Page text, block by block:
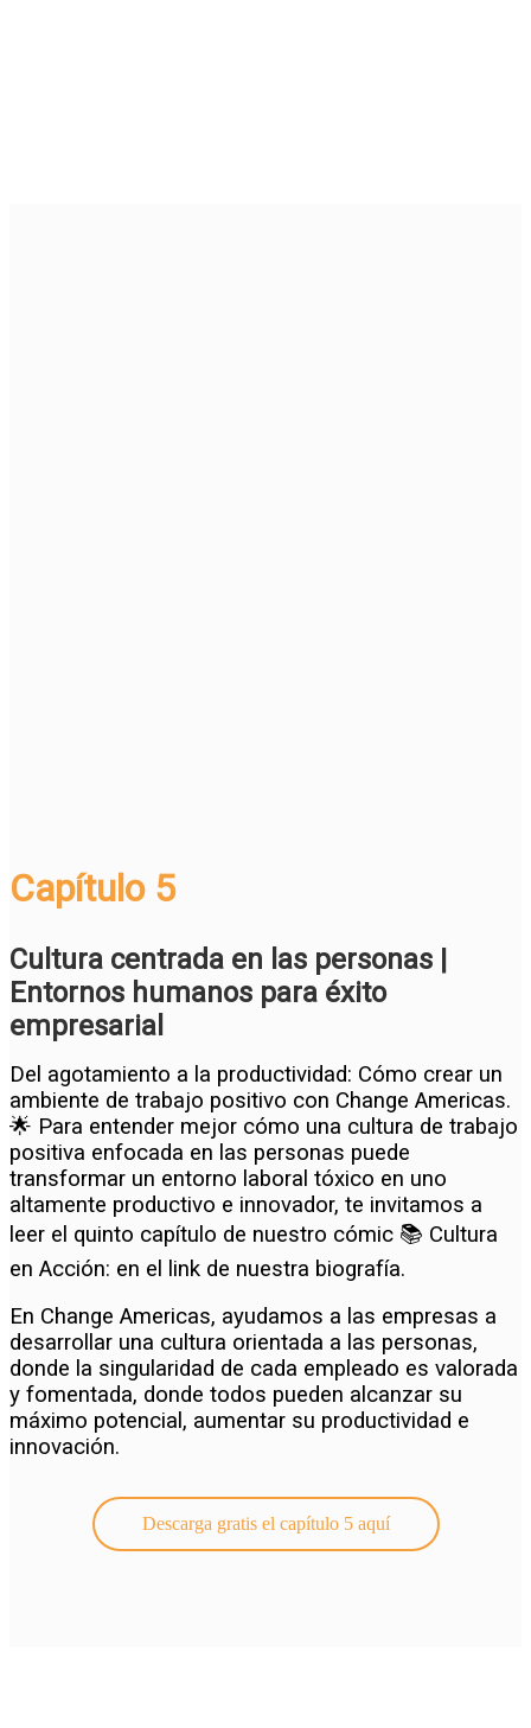
Capítulo 5
Cultura centrada en las personas |
Entornos humanos para éxito
empresarial
Del agotamiento a la productividad: Cómo crear un
ambiente de trabajo positivo con Change Americas.
🌟 Para entender mejor cómo una cultura de trabajo
positiva enfocada en las personas puede
transformar un entorno laboral tóxico en uno
altamente productivo e innovador, te invitamos a
leer el quinto capítulo de nuestro cómic 📚 Cultura
en Acción: en el link de nuestra biografía.
En Change Americas, ayudamos a las empresas a
desarrollar una cultura orientada a las personas,
donde la singularidad de cada empleado es valorada
y fomentada, donde todos pueden alcanzar su
máximo potencial, aumentar su productividad e
innovación.
Descarga gratis el capítulo 5 aquí